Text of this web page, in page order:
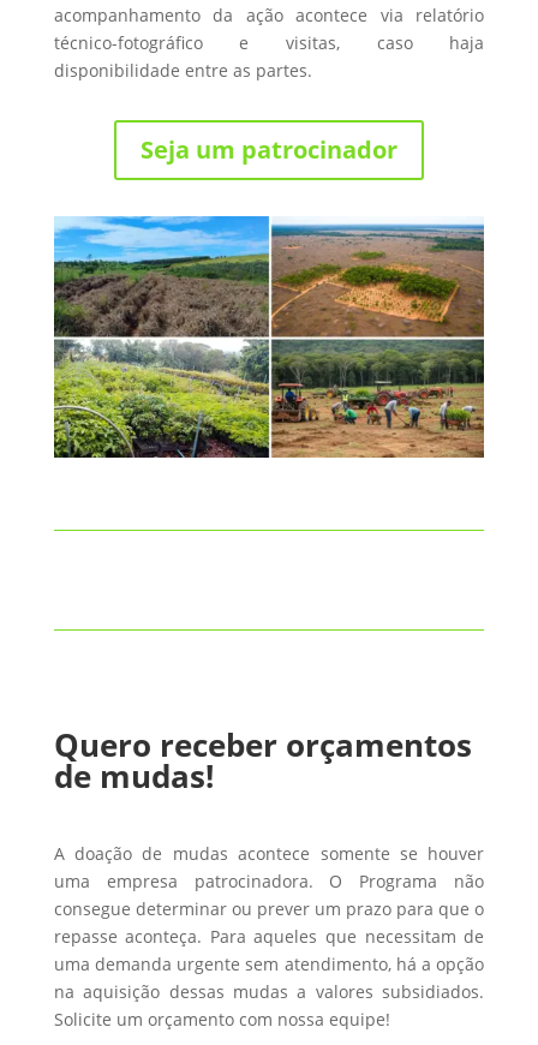
acompanhamento da ação acontece via relatório
técnico-fotográfico e visitas, caso haja
disponibilidade entre as partes.
Seja um patrocinador
Quero receber orçamentos
de mudas!
A doação de mudas acontece somente se houver
uma empresa patrocinadora. O Programa não
consegue determinar ou prever um prazo para que o
repasse aconteça. Para aqueles que necessitam de
uma demanda urgente sem atendimento, há a opção
na aquisição dessas mudas a valores subsidiados.
Solicite um orçamento com nossa equipe!